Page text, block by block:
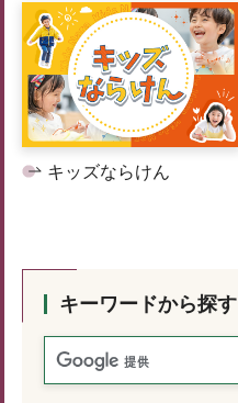
キッズならけん
キーワードから探す